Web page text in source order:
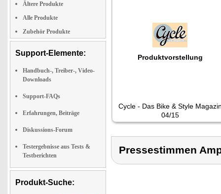
Ältere Produkte
Alle Produkte
Zubehör Produkte
Support-Elemente:
Handbuch-, Treiber-, Video-
Downloads
Support-FAQs
Erfahrungen, Beiträge
Diskussions-Forum
Testergebnisse aus Tests &
Testberichten
Produkt-Suche:
Produktvorstellung
Cycle - Das Bike & Style
04/15
Pressestimmen